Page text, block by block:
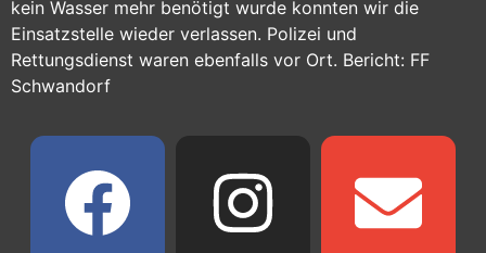
kein Wasser mehr benötigt wurde konnten wir die
Einsatzstelle wieder verlassen. Polizei und
Rettungsdienst waren ebenfalls vor Ort. Bericht: FF
Schwandorf